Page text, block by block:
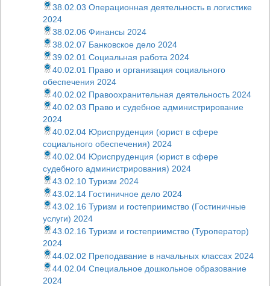
38.02.03 Операционная деятельность в логистике
2024
38.02.06 Финансы 2024
38.02.07 Банковское дело 2024
39.02.01 Социальная работа 2024
40.02.01 Право и организация социального
обеспечения 2024
40.02.02 Правоохранительная деятельность 2024
40.02.03 Право и судебное администрирование
2024
40.02.04 Юриспруденция (юрист в сфере
социального обеспечения) 2024
40.02.04 Юриспруденция (юрист в сфере
судебного администрирования) 2024
43.02.10 Туризм 2024
43.02.14 Гостиничное дело 2024
43.02.16 Туризм и гостеприимство (Гостиничные
услуги) 2024
43.02.16 Туризм и гостеприимство (Туроператор)
2024
44.02.02 Преподавание в начальных классах 2024
44.02.04 Специальное дошкольное образование
2024